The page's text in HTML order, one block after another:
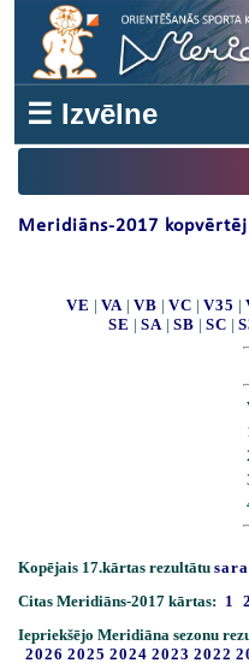
☰ Izvēlne
Meridiāns-2017
VE | VA | VB | VC | V35 |
SE | SA| SB | SC |
Kopējais 17.kārtas rezultātu
Citas Meridiāns-2017 kārtas: 1 2
Iepriekšējo Meridiāna sezonu
2026 2025 2024 2023 2022